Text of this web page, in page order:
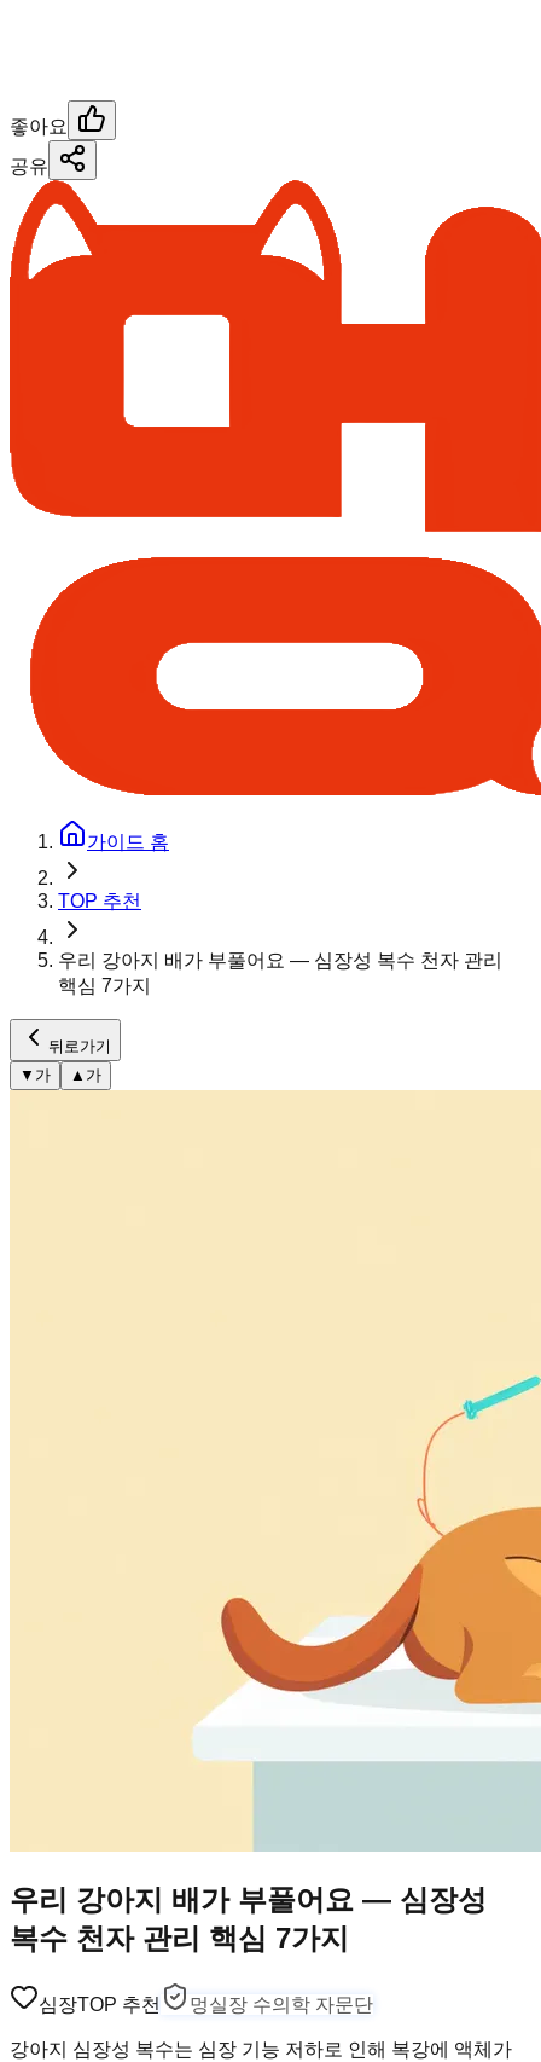
좋아요
공유
가이드 홈
TOP 추천
우리 강아지 배가 부풀어요 — 심장성 복수 천자 관리
핵심 7가지
뒤로가기
▼ 가 ▲ 가
우리 강아지 배가 부풀어요 — 심장성
복수 천자 관리 핵심 7가지
심장TOP 추천 멍실장 수의학 자문단
강아지 심장성 복수는 심장 기능 저하로 인해 복강에 액체가